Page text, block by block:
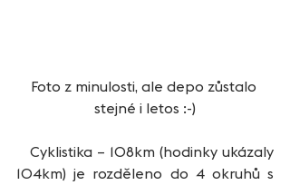
Foto z minulosti, ale depo zůstalo
stejné i letos :-)
104km) je rozděleno do 4 okruhů s